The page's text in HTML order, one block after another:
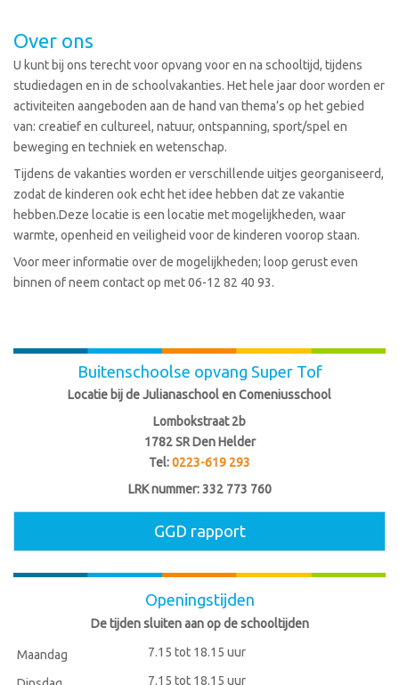
Over ons
U kunt bij ons terecht voor opvang voor en na schooltijd, tijdens
studiedagen en in de schoolvakanties. Het hele jaar door worden er
activiteiten aangeboden aan de hand van thema’s op het gebied
van: creatief en cultureel, natuur, ontspanning, sport/spel en
beweging en techniek en wetenschap.
Tijdens de vakanties worden er verschillende uitjes georganiseerd,
zodat de kinderen ook echt het idee hebben dat ze vakantie
hebben.Deze locatie is een locatie met mogelijkheden, waar
warmte, openheid en veiligheid voor de kinderen voorop staan.
Voor meer informatie over de mogelijkheden; loop gerust even
binnen of neem contact op met 06-12 82 40 93.
Buitenschoolse opvang Super Tof
Locatie bij de Julianaschool en Comeniusschool
Lombokstraat 2b
1782 SR Den Helder
Tel:0223-619 293
LRK nummer: 332 773 760
GGD rapport
Openingstijden
De tijden sluiten aan op de schooltijden
Maandag 7.15 tot 18.15 uur
7.15 tot 18.15 uur